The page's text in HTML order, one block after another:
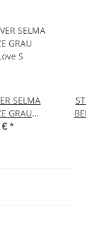
SELMA
GRAU
S
€ *